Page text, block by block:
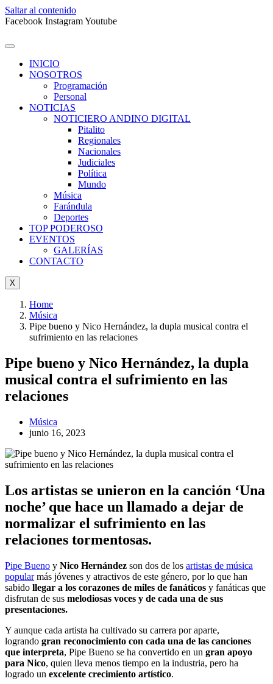
Saltar al contenido
Facebook InstagramYoutube
INICIO
NOSOTROS
Programación
Personal
NOTICIAS
NOTICIERO ANDINO DIGITAL
Pitalito
Regionales
Nacionales
Judiciales
Política
Mundo
Música
Farándula
Deportes
TOP PODEROSO
EVENTOS
GALERÍAS
CONTACTO
X
Home
Música
Pipe bueno y Nico Hernández, la dupla musical contra el
sufrimiento en las relaciones
Pipe bueno y Nico Hernández, la dupla
musical contra el sufrimiento en las
relaciones
Música
junio 16, 2023
Los artistas se unieron en la canción ‘Una
noche’ que hace un llamado a dejar de
normalizar el sufrimiento en las
relaciones tormentosas.
Pipe Bueno y Nico Hernández son dos de los artistas de música
popularmás jóvenes y atractivos de este género, por lo que han
sabido llegar a los corazones de miles de fanáticos y fanáticas que
disfrutan de sus melodiosas voces y de cada una de sus
presentaciones.
Y aunque cada artista ha cultivado su carrera por aparte,
logrando gran reconocimiento con cada una de las canciones
que interpreta, Pipe Bueno se ha convertido en un gran apoyo
para Nico, quien lleva menos tiempo en la industria, pero ha
logrado un excelente crecimiento artístico.